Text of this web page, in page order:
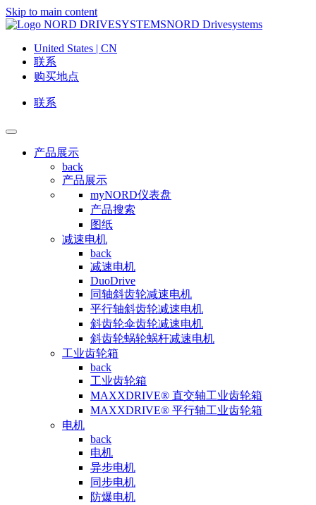
Skip to main content
NORD Drivesystems
United States | CN
联系
购买地点
联系
产品展示
back
产品展示
myNORD仪表盘
产品搜索
图纸
减速电机
back
减速电机
DuoDrive
同轴斜齿轮减速电机
平行轴斜齿轮减速电机
斜齿轮伞齿轮减速电机
斜齿轮蜗轮蜗杆减速电机
工业齿轮箱
back
工业齿轮箱
MAXXDRIVE® 直交轴工业齿轮箱
MAXXDRIVE® 平行轴工业齿轮箱
电机
back
电机
异步电机
同步电机
防爆电机